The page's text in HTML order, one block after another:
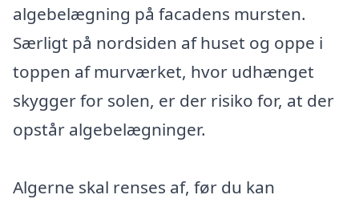
algebelægning på facadens mursten.
Særligt på nordsiden af huset og oppe i
toppen af murværket, hvor udhænget
skygger for solen, er der risiko for, at der
opstår algebelægninger.
Algerne skal renses af, før du kan